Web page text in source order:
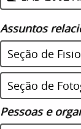
Assuntos
Seção de
Seção de
Pessoas e